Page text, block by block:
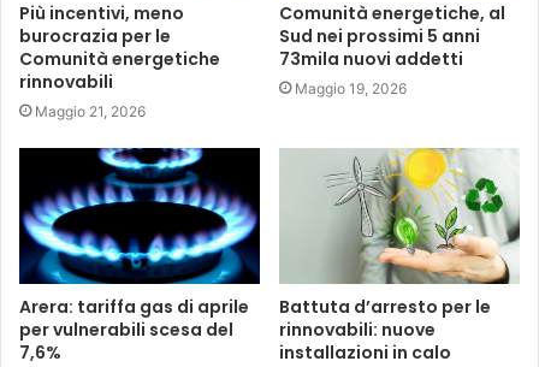
Più incentivi, meno
burocrazia per le
Comunità energetiche
rinnovabili
Maggio 21, 2026
Comunità energetiche, al
Sud nei prossimi 5 anni
73mila nuovi addetti
Maggio 19, 2026
Arera: tariffa gas di aprile
per vulnerabili scesa del
7,6%
Battuta d’arresto per le
rinnovabili: nuove
installazioni in calo